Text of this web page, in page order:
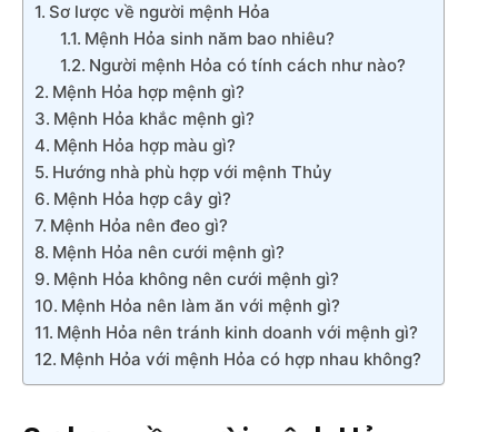
Sơ lược về người mệnh Hỏa
Mệnh Hỏa sinh năm bao nhiêu?
Người mệnh Hỏa có tính cách như nào?
Mệnh Hỏa hợp mệnh gì?
Mệnh Hỏa khắc mệnh gì?
Mệnh Hỏa hợp màu gì?
Hướng nhà phù hợp với mệnh Thủy
Mệnh Hỏa hợp cây gì?
Mệnh Hỏa nên đeo gì?
Mệnh Hỏa nên cưới mệnh gì?
Mệnh Hỏa không nên cưới mệnh gì?
Mệnh Hỏa nên làm ăn với mệnh gì?
Mệnh Hỏa nên tránh kinh doanh với mệnh gì?
Mệnh Hỏa với mệnh Hỏa có hợp nhau không?